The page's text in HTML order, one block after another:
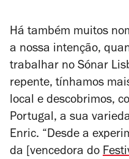
Há também muitos
a nossa intenção,
trabalhar no Sónar
repente, tínhamos
local e descobrimos,
Portugal, a sua
Enric. “Desde a
da [vencedora do